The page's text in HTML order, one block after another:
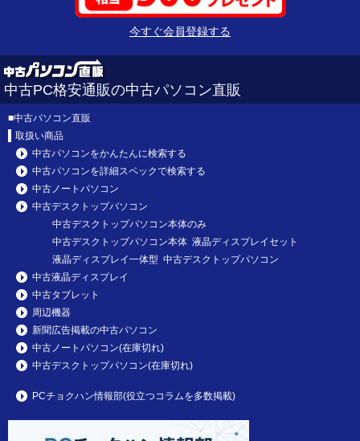
今すぐ会員登録する
中古PC格安通販の中古パソコン直販
■中古パソコン直販
取扱い商品
中古パソコンをかんたんに検索する
中古パソコンを詳細スペックで検索する
中古ノートパソコン
中古デスクトップパソコン
中古デスクトップパソコン本体のみ
中古デスクトップパソコン本体 液晶ディスプレイセット
液晶ディスプレイ一体型 中古デスクトップパソコン
中古液晶ディスプレイ
中古タブレット
周辺機器
新聞広告掲載の中古パソコン
中古ノートパソコン(在庫切れ)
中古デスクトップパソコン(在庫切れ)
PCチョクハン情報部(役立つコラムを多数掲載)